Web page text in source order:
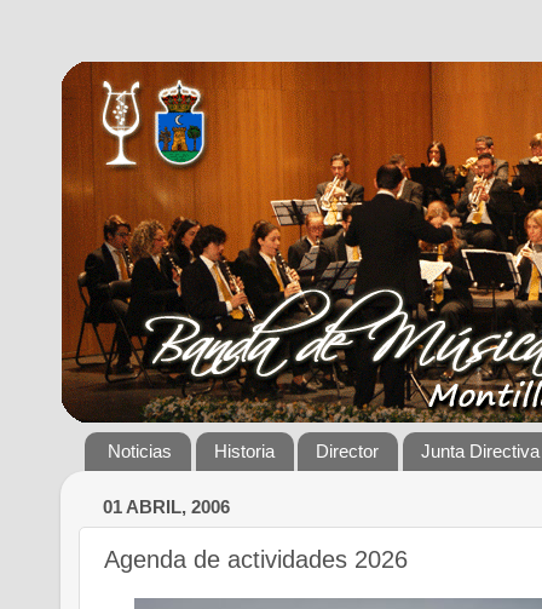
Noticias Historia Director Junta Directiva
01 ABRIL, 2006
Agenda de actividades 2026